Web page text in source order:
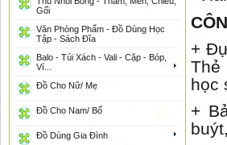
+
Thẻ
học
+
Gối
Văn Phòng Phẩm - Đồ Dùng Học
Tập - Sách Đĩa
Balo - Túi Xách - Vali - Cặp - Bóp,
Ví...
Đồ Cho Nữ/ Mẹ
Đồ Cho Nam/ Bố
Đồ Dùng Gia Đình